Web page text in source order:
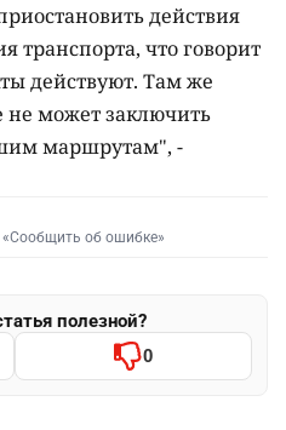
действия
транспорта, что говорит
действуют. Там же
не может заключить
маршрутам", -
«Сообщить об ошибке»
полезной?
0